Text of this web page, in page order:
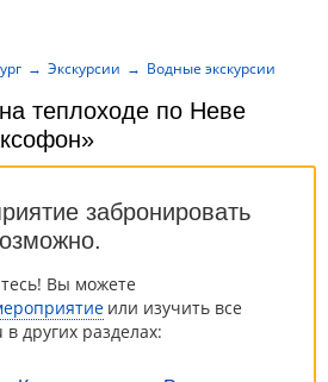
забронировать
Вы можете
или изучить все
других разделах:
теплоходе по Неве
Экскурсии Водные экскурсии